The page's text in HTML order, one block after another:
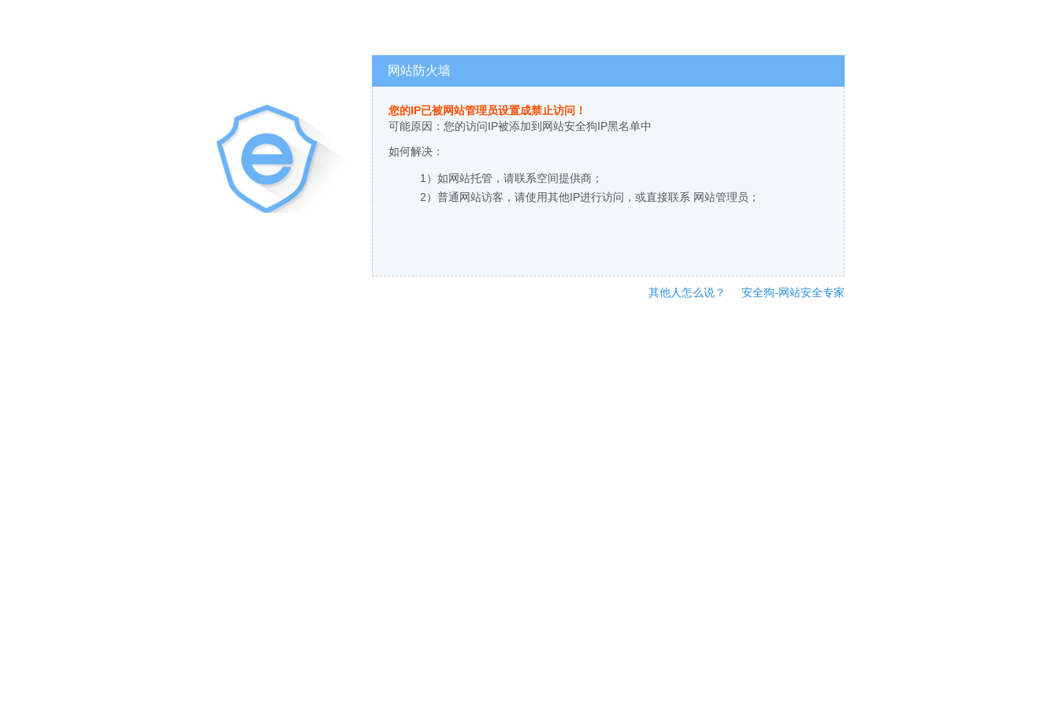
网站防火墙
您的IP已被网站管理员设置成禁止访问！
可能原因：您的访问IP被添加到网站安全狗IP黑名单中
如何解决：
1）如网站托管，请联系空间提供商；
2）普通网站访客，请使用其他IP进行访问，或直接联系 网站管理员；
其他人怎么说？ 安全狗-网站安全专家